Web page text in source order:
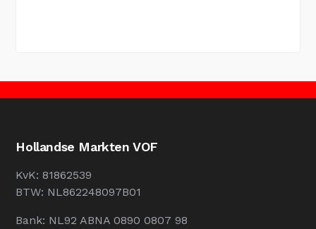
Hollandse Markten VOF
KvK: 81862539
BTW: NL862248097B01
Bank: NL92 ABNA 0890 0807 98